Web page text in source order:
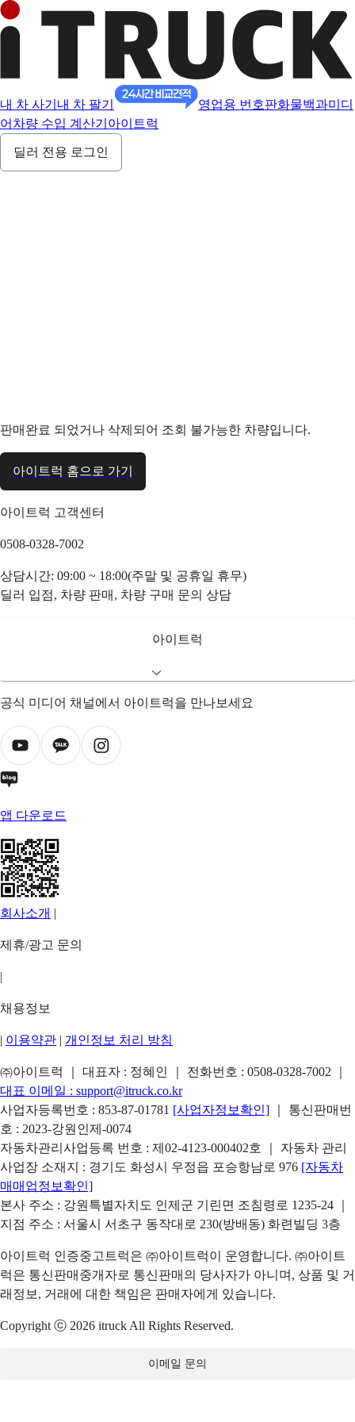
내 차 사기 내 차 팔기 영업용 번호판화물백과미디
어 차량 수입 계산기 아이트럭
딜러 전용 로그인
판매완료 되었거나 삭제되어 조회 불가능한 차량입니다.
아이트럭 홈으로 가기
아이트럭 고객센터
0508-0328-7002
상담시간: 09:00 ~ 18:00(주말 및 공휴일 휴무)
딜러 입점, 차량 판매, 차량 구매 문의 상담
아이트럭
공식 미디어 채널에서 아이트럭을 만나보세요
앱 다운로드
회사소개 |
제휴/광고 문의
|
채용정보
| 이용약관 | 개인정보 처리 방침
㈜아이트럭 ｜ 대표자 : 정혜인 ｜ 전화번호 : 0508-0328-7002
대표 이메일 : support@itruck.co.kr
사업자등록번호 : 853-87-01781 [사업자정보확인]
｜ 통신판매번
호 : 2023-강원인제-0074
자동차관리사업등록 번호 : 제02-4123-000402호 ｜ 자동차 관리
사업장 소재지 : 경기도 화성시 우정읍 포승항남로 976 [자동차
매매업정보확인]
본사 주소 : 강원특별자치도 인제군 기린면 조침령로 1235-24 ｜
지점 주소 : 서울시 서초구 동작대로 230(방배동) 화련빌딩 3층
아이트럭 인증중고트럭은 ㈜아이트럭이 운영합니다. ㈜아이트
럭은 통신판매중개자로 통신판매의 당사자가 아니며, 상품 및 거
래정보, 거래에 대한 책임은 판매자에게 있습니다.
Copyright ⓒ 2026 itruck All Rights Reserved.
이메일 문의